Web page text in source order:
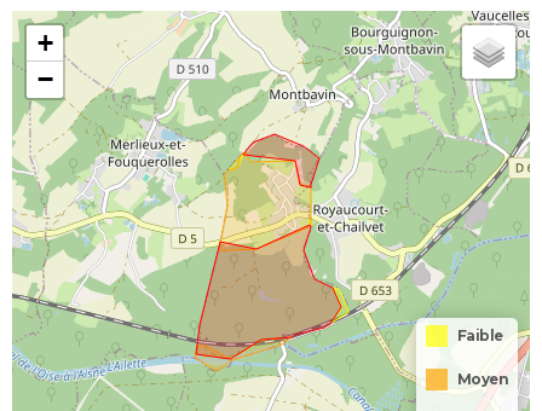
+
−
Faible
Moyen